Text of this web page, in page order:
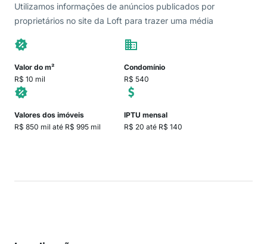
Utilizamos informações de anúncios publicados por
proprietários no site da Loft para trazer uma média
Valor do m²
R$ 10 mil
Condomínio
R$ 540
Valores dos imóveis
R$ 850 mil até R$ 995 mil
IPTU mensal
R$ 20 até R$ 140